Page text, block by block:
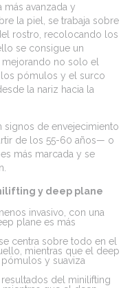
más avanzada y
la piel, se trabaja sobre
rostro, recolocando los
se consigue un
no solo el
pómulos y el surco
la nariz hacia la
signos de envejecimiento
de los 55-60 años— o
más marcada y se
y deep plane
invasivo, con una
plane es más
se centra sobre todo en el
mientras que el deep
y suaviza
resultados del minilifting